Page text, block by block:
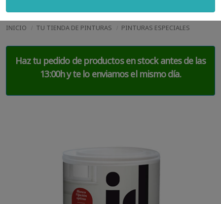
INICIO TU TIENDA DE PINTURAS PINTURAS ESPECIALES
Haz tu pedido de productos en stock antes de las
13:00h y te lo enviamos el mismo día.